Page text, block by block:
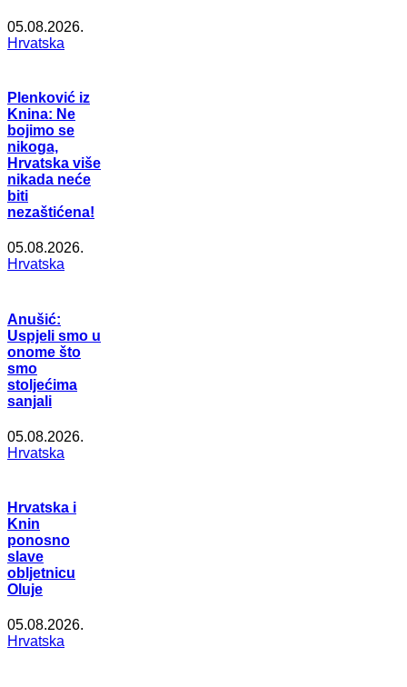
05.08.2026.
Hrvatska
Plenković iz
Knina: Ne
bojimo se
nikoga,
Hrvatska više
nikada neće
biti
nezaštićena!
05.08.2026.
Hrvatska
Anušić:
Uspjeli smo u
onome što
smo
stoljećima
sanjali
05.08.2026.
Hrvatska
Hrvatska i
Knin
ponosno
slave
obljetnicu
Oluje
05.08.2026.
Hrvatska